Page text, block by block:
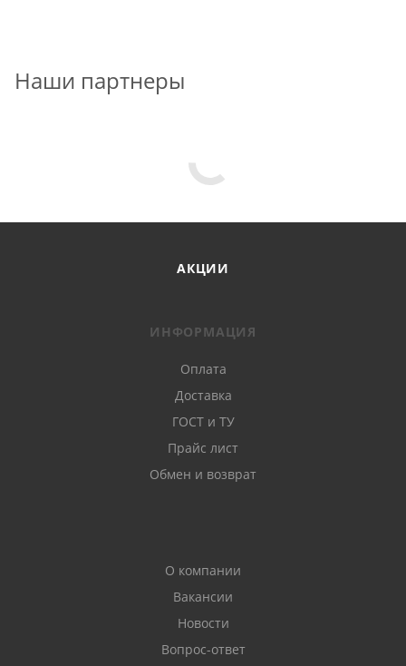
Наши партнеры
АКЦИИ
ИНФОРМАЦИЯ
Оплата
Доставка
ГОСТ и ТУ
Прайс лист
Обмен и возврат
О компании
Вакансии
Новости
Вопрос-ответ